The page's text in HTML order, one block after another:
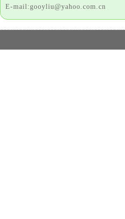
E-mail:gooyliu@yahoo.com.cn